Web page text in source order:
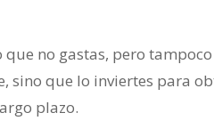
no gastas, pero
sino que lo inviertes para
plazo.